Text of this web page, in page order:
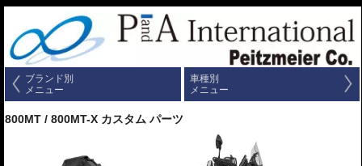
ブランド別
メニュー
車種別
メニュー
800MT / 800MT-X カスタム パーツ